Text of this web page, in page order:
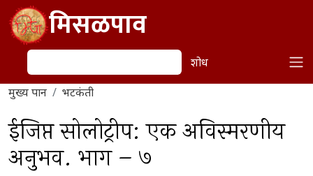
Skip to main content
मिसळपाव
शोध
शोध
मुख्य पान
भटकंती
ईजिप्त सोलोट्रीप: एक अविस्मरणीय
अनुभव. भाग – ७